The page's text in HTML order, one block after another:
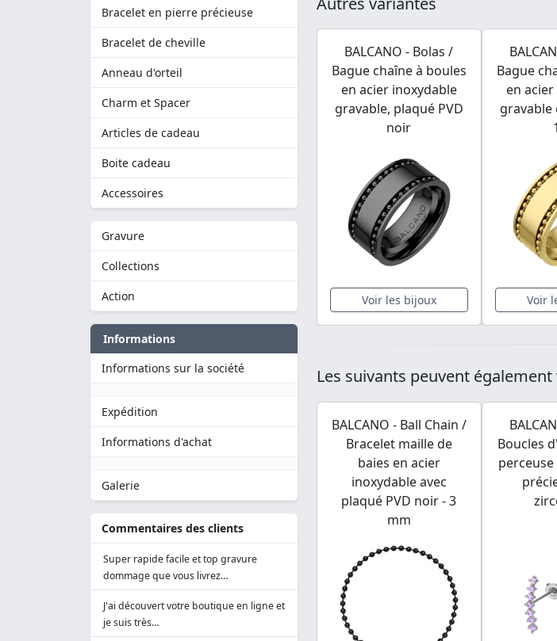
Bracelet en pierre précieuse
Bracelet de cheville
Anneau d'orteil
Charm et Spacer
Articles de cadeau
Boite cadeau
Accessoires
Gravure
Collections
Action
Informations
Informations sur la société
Expédition
Informations d'achat
Galerie
Commentaires des clients
Super rapide facile et top gravure
dommage que vous livrez…
J'ai découvert votre boutique en ligne et
je suis très…
BALCANO - Bolas /
Bague chaîne à boules
en acier inoxydable
gravable, plaqué PVD
noir
Voir les bijoux
Bague
en
gravable
Voir
Les suivants peuvent
BALCANO - Ball Chain /
Bracelet maille de
baies en acier
inoxydable avec
plaqué PVD noir - 3
mm
Boucles